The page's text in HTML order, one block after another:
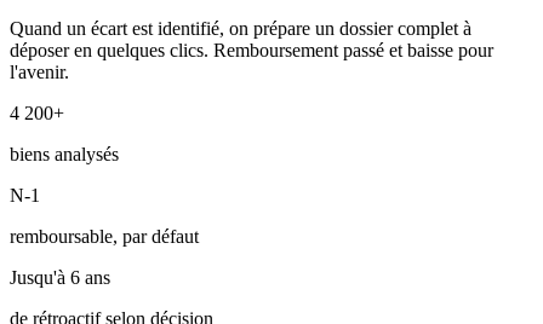
Quand un écart est identifié, on prépare un dossier complet à
déposer en quelques clics. Remboursement passé et baisse pour
l'avenir.
4 200+
biens analysés
N-1
remboursable, par défaut
Jusqu'à 6 ans
de rétroactif selon décision